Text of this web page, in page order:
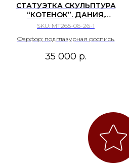
СТАТУЭТКА СКУЛЬПТУРА
“КОТЕНОК”. ДАНИЯ,
КОПЕНГАГЕН, BING &
SKU: МТ265-06-26-1
Фарфор; подглазурная роспись.
35 000 р.